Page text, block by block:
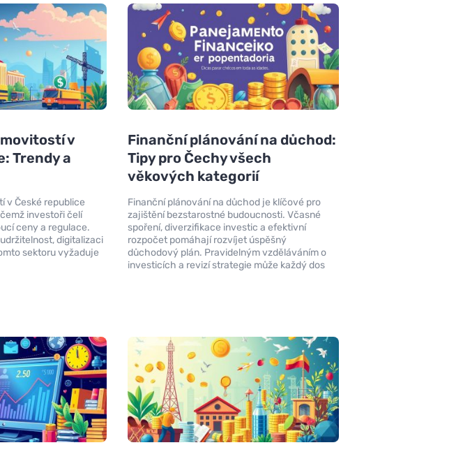
v
Trendy a
v České republice
investoři čelí
ceny a regulace.
digitalizaci
sektoru vyžaduje
Finanční plánování na důchod:
Tipy pro Čechy všech
věkových kategorií
Finanční plánování na důchod je klíčové pro
zajištění bezstarostné budoucnosti. Včasné
spoření, diverzifikace investic a efektivní
rozpočet pomáhají rozvíjet úspěšný
důchodový plán. Pravidelným vzděláváním o
investicích a revizí strategie může každý dos